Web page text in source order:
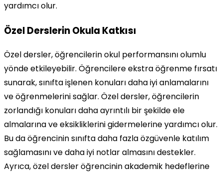
yardımcı olur.
Özel Derslerin Okula Katkısı
Özel dersler, öğrencilerin okul performansını olumlu
yönde etkileyebilir. Öğrencilere ekstra öğrenme fırsatı
sunarak, sınıfta işlenen konuları daha iyi anlamalarını
ve öğrenmelerini sağlar. Özel dersler, öğrencilerin
zorlandığı konuları daha ayrıntılı bir şekilde ele
almalarına ve eksikliklerini gidermelerine yardımcı olur.
Bu da öğrencinin sınıfta daha fazla özgüvenle katılım
sağlamasını ve daha iyi notlar almasını destekler.
Ayrıca, özel dersler öğrencinin akademik hedeflerine